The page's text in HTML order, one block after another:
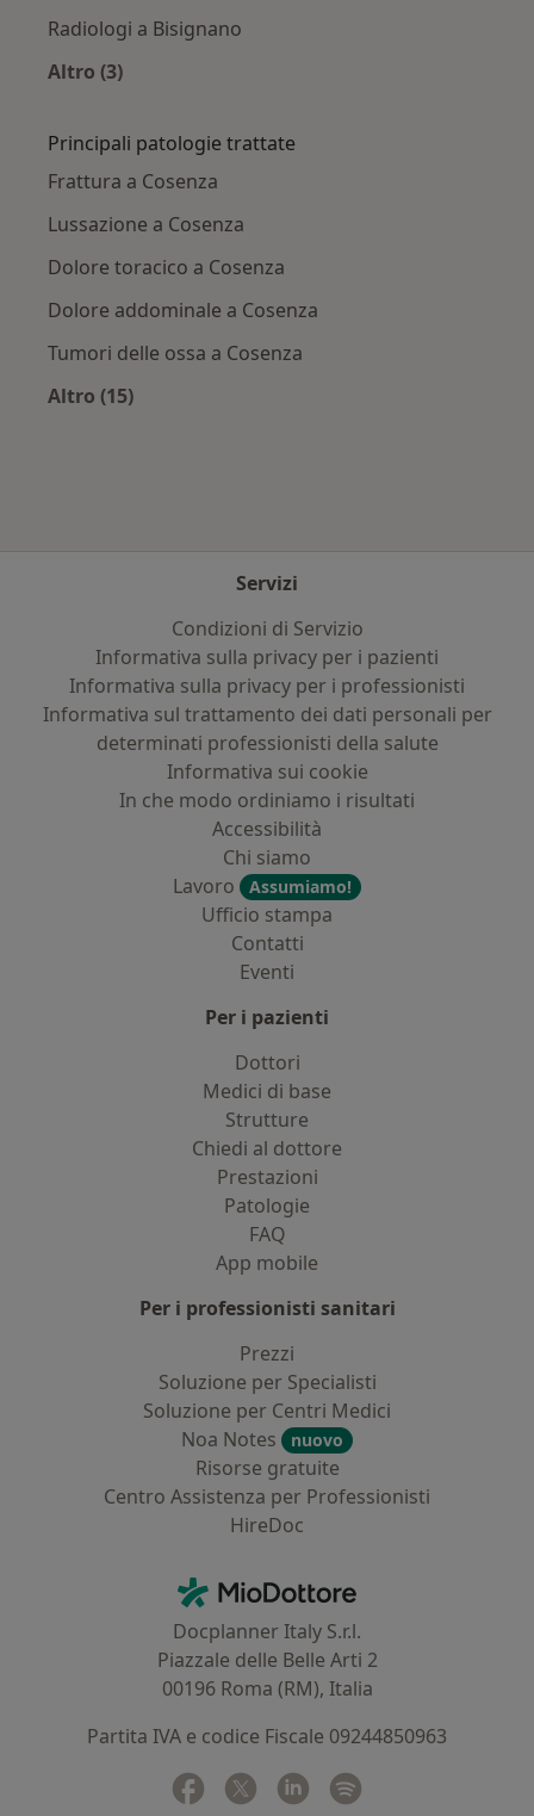
Radiologi a Bisignano
Altro (3)
Principali patologie trattate
Frattura a Cosenza
Lussazione a Cosenza
Dolore toracico a Cosenza
Dolore addominale a Cosenza
Tumori delle ossa a Cosenza
Altro (15)
Servizi
Condizioni di Servizio
Informativa sulla privacy per i pazienti
Informativa sulla privacy per i professionisti
Informativa sul trattamento dei dati personali per
determinati professionisti della salute
Informativa sui cookie
In che modo ordiniamo i risultati
Accessibilità
Chi siamo
Lavoro
Assumiamo!
Ufficio stampa
Contatti
Eventi
Per i pazienti
Dottori
Medici di base
Strutture
Chiedi al dottore
Prestazioni
Patologie
FAQ
App mobile
Per i professionisti sanitari
Prezzi
Soluzione per Specialisti
Soluzione per Centri Medici
Noa Notes
nuovo
Risorse gratuite
Centro Assistenza per Professionisti
HireDoc
MioDottore - Homepage
Docplanner Italy S.r.l.
Piazzale delle Belle Arti 2
00196 Roma (RM), Italia
Partita IVA e codice Fiscale 09244850963
Facebook
si apre in una nuova scheda
Twitter
si apre in una nuova scheda
Linkedin
si apre in una nuova